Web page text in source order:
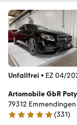
Unfallfrei • EZ 04/
Artomobile GbR
79312 Emmendingen
4.8 Sterne
(331)